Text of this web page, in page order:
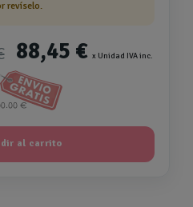
revíselo.
88,45 € x Unidad IVA inc.
al carrito